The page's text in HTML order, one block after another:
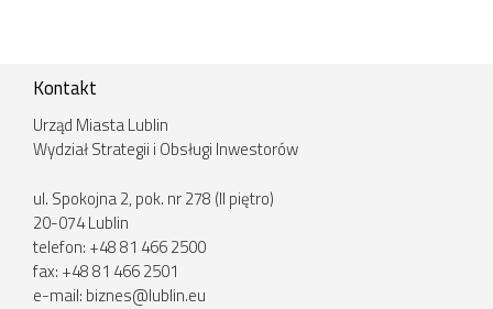
Kontakt
Urząd Miasta Lublin
Wydział Strategii i Obsługi Inwestorów
ul. Spokojna 2, pok. nr 278 (II piętro)
20-074 Lublin
telefon: +48 81 466 2500
fax: +48 81 466 2501
e-mail: biznes@lublin.eu